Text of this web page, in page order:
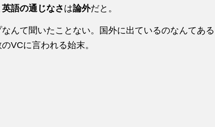
英語の通じなさ は論外だと。
なんて聞いたことない。国外に出ているのなんてある
VCに言われる始末。